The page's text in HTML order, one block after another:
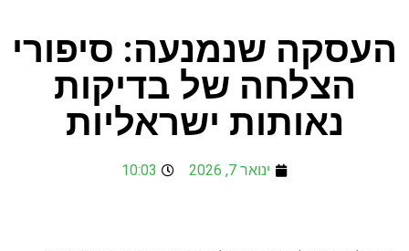
העסקה שנמנעה: סיפורי
הצלחה של בדיקות
נאותות ישראליות
ינואר 7, 2026 10:03